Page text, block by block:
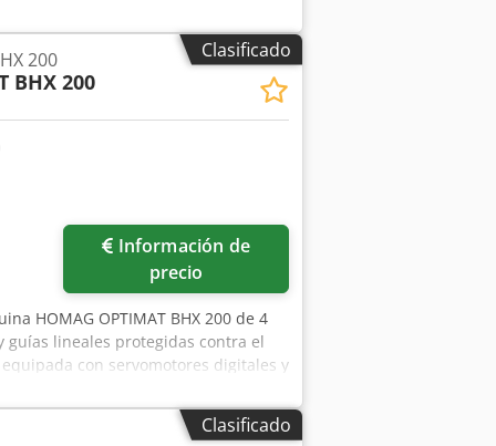
Clasificado
200
BHX 200
precio
HOMAG OPTIMAT BHX 200 de 4
guías lineales protegidas contra el
con servomotores digitales y
Si busca capacidades de
BHX 200 que tenemos a la
Ancho de trabajo: 50-1.250 mm •
Clasificado